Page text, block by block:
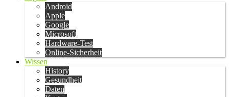
Android
Apple
Google
Microsoft
Hardware-Test
Online-Sicherheit
Wissen
History
Gesundheit
Daten